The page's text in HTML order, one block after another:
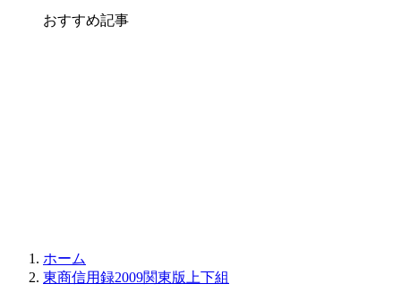
おすすめ記事
ホーム
東商信用録2009関東版上下組